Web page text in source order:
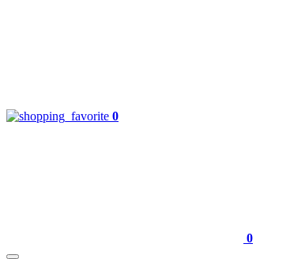
0
0